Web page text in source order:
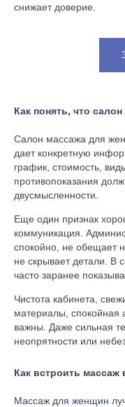
снижает доверие.
Как понять, что
Салон массажа для
дает конкретную
график, стоимость,
противопоказания
двусмысленности.
Еще один признак
коммуникация.
спокойно, не обещает
не скрывает детали. В
часто заранее
Чистота кабинета,
материалы, спокойная
важны. Даже сильная
неопрятности или
Как встроить массаж
Массаж для женщин